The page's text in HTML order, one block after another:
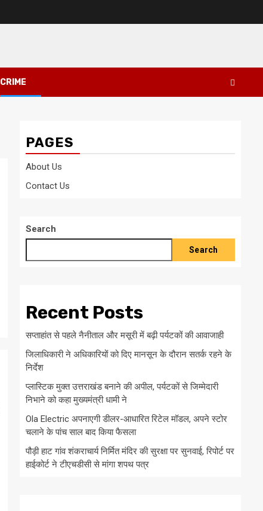
CRIME
PAGES
About Us
Contact Us
Search
Search
Recent Posts
सप्ताहांत से पहले नैनीताल और मसूरी में बढ़ी पर्यटकों की आवाजाही
जिलाधिकारी ने अधिकारियों को दिए मानसून के दौरान सतर्क रहने के
निर्देश
प्लास्टिक मुक्त उत्तराखंड बनाने की अपील, पर्यटकों से जिम्मेदारी
निभाने को कहा मुख्यमंत्री धामी ने
Ola Electric अपनाएगी डीलर-आधारित रिटेल मॉडल, अपने स्टोर
चलाने के पांच साल बाद किया फैसला
पौड़ी हाट गांव शंकराचार्य निर्मित मंदिर की सुरक्षा पर सुनवाई, रिपोर्ट पर
हाईकोर्ट ने टीएचडीसी से मांगा शपथ पत्र